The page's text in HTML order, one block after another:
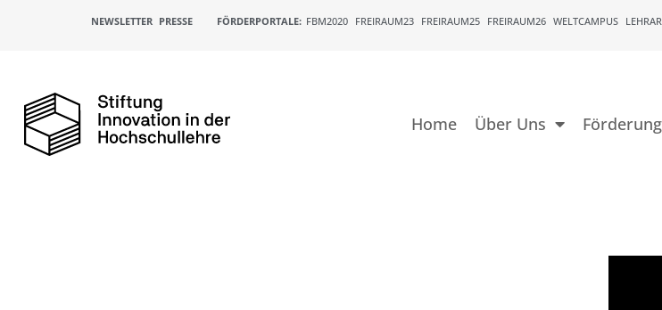
NEWSLETTER PRESSE FÖRDERPORTALE: FBM2020 FREIRAUM23 FREIRAUM25 FREIRAUM26 WELTCAMPUS
Home Über Uns Förderung